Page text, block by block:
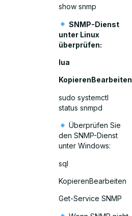
show snmp
SNMP-Dienst
unter Linux
überprüfen:
lua
KopierenBearbeiten
sudo systemctl
status snmpd
Überprüfen Sie
den SNMP-Dienst
unter Windows:
sql
KopierenBearbeiten
Get-Service SNMP